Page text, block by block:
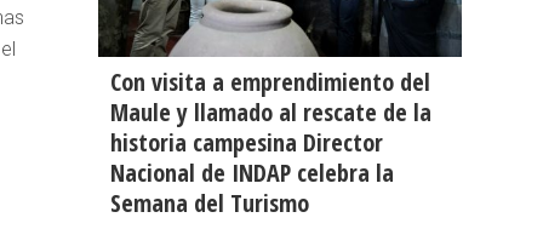
Con visita a emprendimiento del
Maule y llamado al rescate de la
historia campesina Director
Nacional de INDAP celebra la
Semana del Turismo